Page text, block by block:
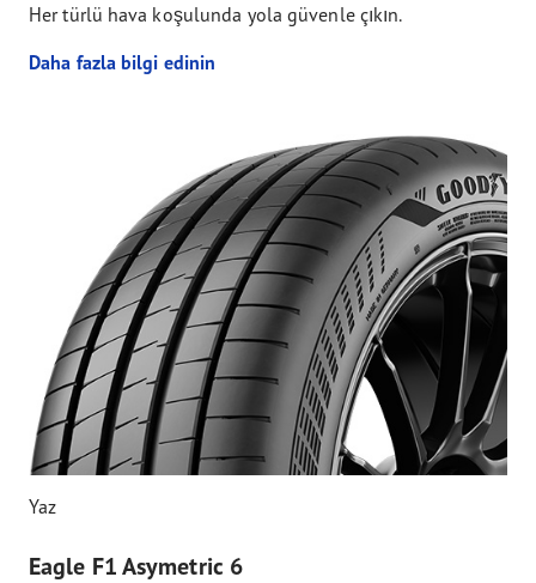
Her türlü hava koşulunda yola güvenle çıkın.
Daha fazla bilgi edinin
Yaz
Eagle F1 Asymetric 6